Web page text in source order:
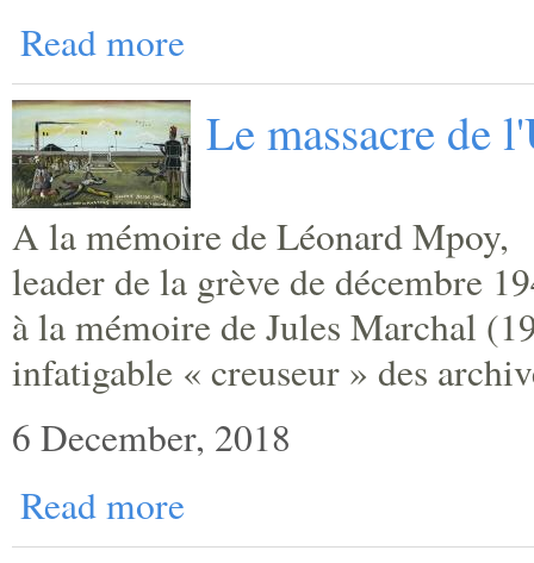
Read more
Le massacre de
A la mémoire de Léonard Mpoy,
leader de la grève de décembre
à la mémoire de Jules Marchal
infatigable « creuseur » des
6 December, 2018
Read more